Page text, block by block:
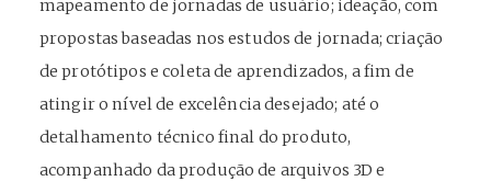
mapeamento de jornadas de usuário; ideação, com
propostas baseadas nos estudos de jornada; criação
de protótipos e coleta de aprendizados, a fim de
atingir o nível de excelência desejado; até o
detalhamento técnico final do produto,
acompanhado da produção de arquivos 3D e